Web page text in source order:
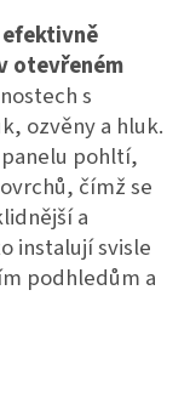
efektivně
otevřeném
s
ozvěny a hluk.
pohltí,
čímž se
a
instalují svisle
podhledům a